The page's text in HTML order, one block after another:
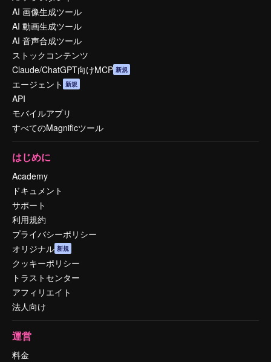
AI 画像生成ツール
AI 動画生成ツール
AI 音声合成ツール
ストックコンテンツ
Claude/ChatGPT向けMCP 新規
エージェント 新規
API
モバイルアプリ
すべてのMagnificツール
はじめに
Academy
ドキュメント
サポート
利用規約
プライバシーポリシー
オリジナル 新規
クッキーポリシー
トラストセンター
アフィリエイト
法人向け
運営
料金